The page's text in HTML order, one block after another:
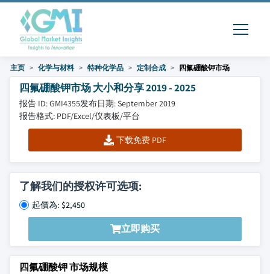
主页 化学与材料 特种化学品 定制合成 四氟硼酸钾市场
四氟硼酸钾市场 大小和分享 2019 - 2025
报告 ID: GMI4355发布日期: September 2019
报告格式: PDF/Excel/仪表板/平台
下载免费 PDF
了解我们的授权许可选项:
起價為: $2,450
立即购买
四氟硼酸钾 市场规模